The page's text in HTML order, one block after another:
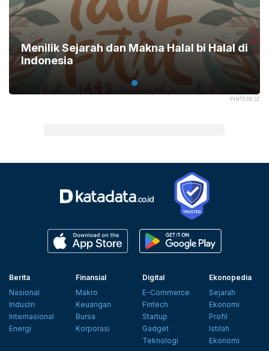
PINTEREST
Menilik Sejarah dan Makna Halal bi Halal di
Indonesia
Berita
Nasional
Industri
Internasional
Energi
Finansial
Makro
Keuangan
Bursa
Korporasi
Digital
E-Commerce
Fintech
Startup
Gadget
Teknologi
Ekonopedia
Sejarah
Ekonomi
Profil
Istilah
Ekonomi